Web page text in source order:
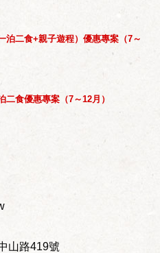
泊二食+親子遊程）優惠專案（7～
二食優惠專案（7～12月）
山路419號